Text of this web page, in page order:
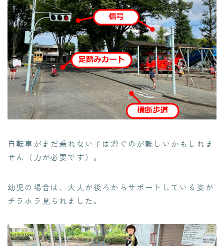
自転車がまだ乗れない子は漕ぐのが難しいかもしれま
せん（力が必要です）。
幼児の場合は、大人が後ろからサポートしている姿が
チラホラ見られました。